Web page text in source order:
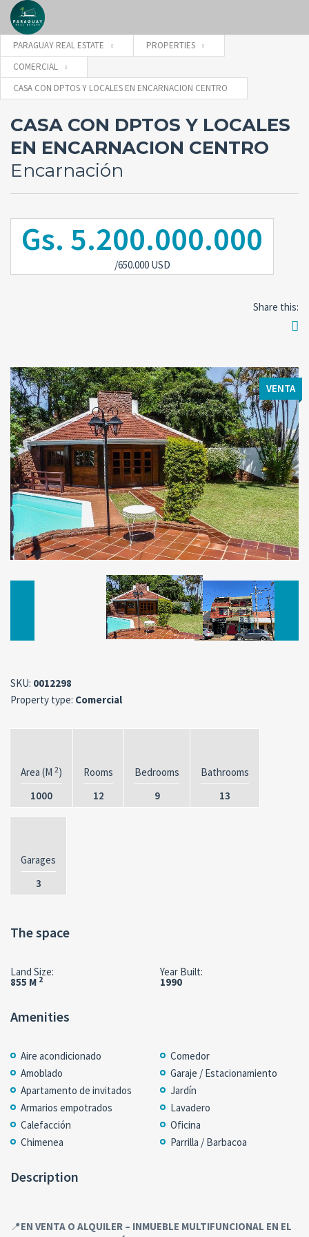
Username
Password
Forgot
Remember me
PARAGUAY REAL ESTATE
PROPERTIES
COMERCIAL
CASA CON DPTOS Y LOCALES EN ENCARNACION CENTRO
CASA CON DPTOS Y LOCALES
EN ENCARNACION CENTRO
Encarnación
Gs. 5.200.000.000
/650.000 USD
Share this:
VENTA
SKU: 0012298
Property type: Comercial
Area (M 2)
1000
Rooms
12
Bedrooms
9
Bathrooms
13
Garages
3
The space
Land Size:
855 M 2
Year Built:
1990
Amenities
Aire acondicionado
Amoblado
Apartamento de invitados
Armarios empotrados
Calefacción
Chimenea
Comedor
Garaje / Estacionamiento
Jardín
Lavadero
Oficina
Parrilla / Barbacoa
Description
📍EN VENTA O ALQUILER – INMUEBLE MULTIFUNCIONAL EN EL